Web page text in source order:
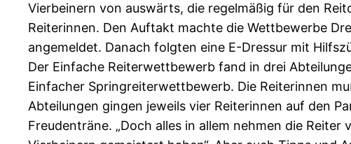
Vierbeinern von auswärts, die regelmäßig für den
Reiterinnen. Den Auftakt machte die Wettbewerbe
angemeldet. Danach folgten eine E-Dressur mit
Der Einfache Reiterwettbewerb fand in drei
Einfacher Springreiterwettbewerb. Die Reiterinnen
Abteilungen gingen jeweils vier Reiterinnen auf den
Freudenträne. „Doch alles in allem nehmen die